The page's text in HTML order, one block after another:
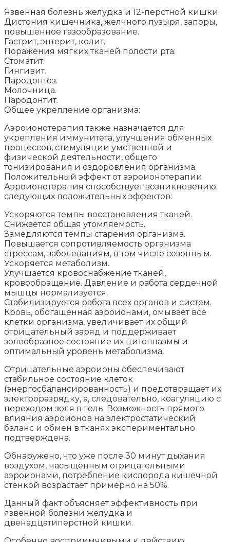
Язвенная болезнь желудка и 12-перстной кишки.
Дистония кишечника, желчного пузыря, запоры,
повышенное газообразование.
Гастрит, энтерит, колит.
Поражения мягких тканей полости рта:
Стоматит.
Гингивит.
Пародонтоз.
Молочница.
Пародонтит.
Общее укрепление организма:
Аэроионотерапия также назначается для
укрепления иммунитета, улучшения обменных
процессов, стимуляции умственной и
физической деятельности, общего
тонизирования и оздоровления организма.
Положительный эффект от аэроионотерапии.
Аэроионотерапия способствует возникновению
следующих положительных эффектов:
Ускоряются темпы восстановления тканей.
Снижается общая утомляемость.
Замедляются темпы старения организма.
Повышается сопротивляемость организма
стрессам, заболеваниям, в том числе сезонным.
Ускоряется метаболизм.
Улучшается кровоснабжение тканей,
кровообращение. Давление и работа сердечной
мышцы нормализуется.
Стабилизируется работа всех органов и систем.
Кровь, обогащенная аэроионами, омывает все
клетки организма, увеличивает их общий
отрицательный заряд и поддерживает
золеобразное состояние их цитоплазмы и
оптимальный уровень метаболизма.
Отрицательные аэроионы обеспечивают
стабильное состояние клеток
(энергосбалансированность) и предотвращает их
электроразрядку, а, следовательно, коагуляцию с
переходом золя в гель. Возможность прямого
влияния аэроионов на электростатический
баланс и обмен в тканях экспериментально
подтверждена.
Обнаружено, что уже после 30 минут дыхания
воздухом, насыщенным отрицательными
аэроионами, потребление кислорода кишечной
стенкой возрастает примерно на 50%.
Данный факт объясняет эффективность при
язвенной болезни желудка и
двенадцатиперстной кишки.